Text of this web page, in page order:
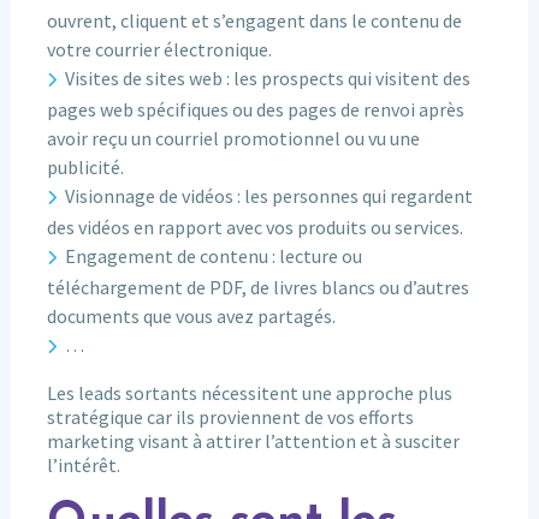
ouvrent, cliquent et s’engagent dans le contenu de
votre courrier électronique.
Visites de sites web : les prospects qui visitent des
pages web spécifiques ou des pages de renvoi après
avoir reçu un courriel promotionnel ou vu une
publicité.
Visionnage de vidéos : les personnes qui regardent
des vidéos en rapport avec vos produits ou services.
Engagement de contenu : lecture ou
téléchargement de PDF, de livres blancs ou d’autres
documents que vous avez partagés.
…
Les leads sortants nécessitent une approche plus
stratégique car ils proviennent de vos efforts
marketing visant à attirer l’attention et à susciter
l’intérêt.